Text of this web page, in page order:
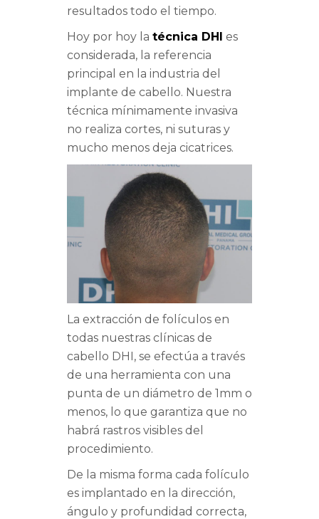
resultados todo el tiempo.
Hoy por hoy la técnica DHI es
considerada, la referencia
principal en la industria del
implante de cabello. Nuestra
técnica mínimamente invasiva
no realiza cortes, ni suturas y
mucho menos deja cicatrices.
La extracción de folículos en
todas nuestras clínicas de
cabello DHI, se efectúa a través
de una herramienta con una
punta de un diámetro de 1mm o
menos, lo que garantiza que no
habrá rastros visibles del
procedimiento.
De la misma forma cada folículo
es implantado en la dirección,
ángulo y profundidad correcta,